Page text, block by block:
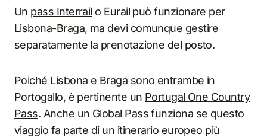
Un pass Interrail o Eurail può funzionare per
Lisbona-Braga, ma devi comunque gestire
separatamente la prenotazione del posto.
Poiché Lisbona e Braga sono entrambe in
Portogallo, è pertinente un Portugal One Country
Pass. Anche un Global Pass funziona se questo
viaggio fa parte di un itinerario europeo più